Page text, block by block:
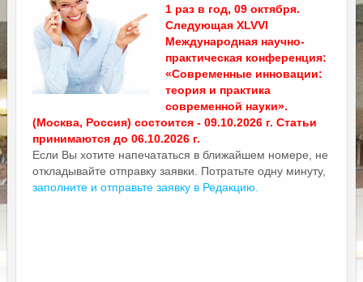
1 раз в год, 09 октября.
Следующая XLVVI
Международная научно-
практическая конференция:
«Современные инновации:
теория и практика
современной науки».
(Москва, Россия) состоится - 09.10.2026 г. Статьи
принимаются до 06.10.2026 г.
Если Вы хотите напечататься в ближайшем номере, не
откладывайте отправку заявки. Потратьте одну минуту,
заполните и отправьте заявку в Редакцию.